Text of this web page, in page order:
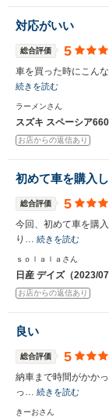
対応がいい
総合評価 5
車を買った時にこん
続きを読む
ラーメンさん
スズキ スペーシア
お店からの返信あり
初めて車を購入し
総合評価 5
今回、初めて車を購
り… 続きを読む
ｓｏｌａｌａさん
日産 デイズ（2023/07
お店からの返信あり
良い
総合評価 5
納車まで時間がかか
っ… 続きを読む
きーおさん